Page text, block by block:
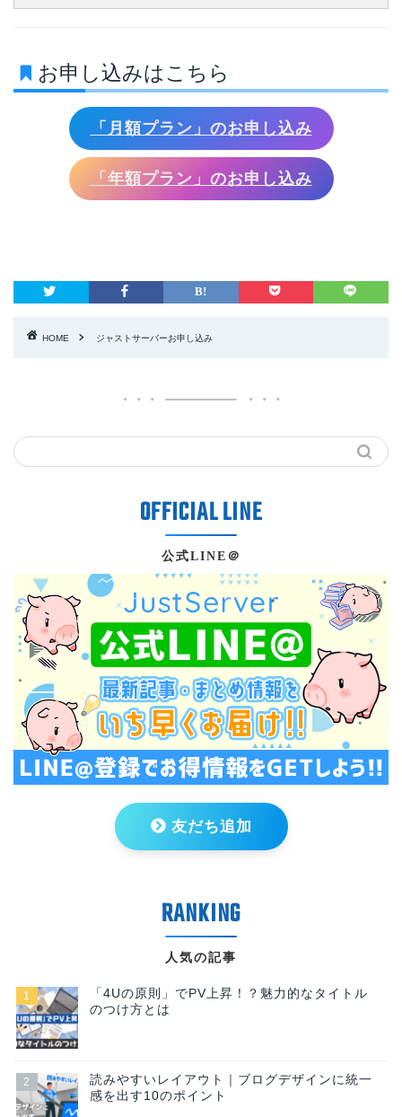
お申し込みはこちら
「月額プラン」のお申し込み
「年額プラン」のお申し込み
HOME ジャストサーバーお申し込み
公式LINE＠
友だち追加
人気の記事
「4Uの原則」でPV上昇！？魅力的なタイトル
のつけ方とは
読みやすいレイアウト｜ブログデザインに統一
感を出す10のポイント